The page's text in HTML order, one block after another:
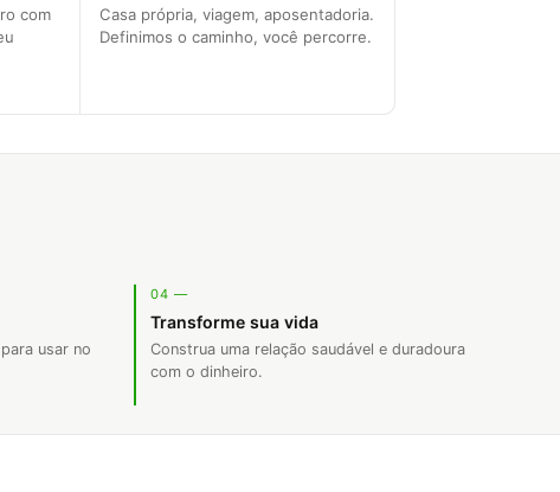
com
Casa própria, viagem, aposentadoria.
Definimos o caminho, você percorre.
usar no
04 —
Transforme sua vida
Construa uma relação saudável e duradoura
com o dinheiro.